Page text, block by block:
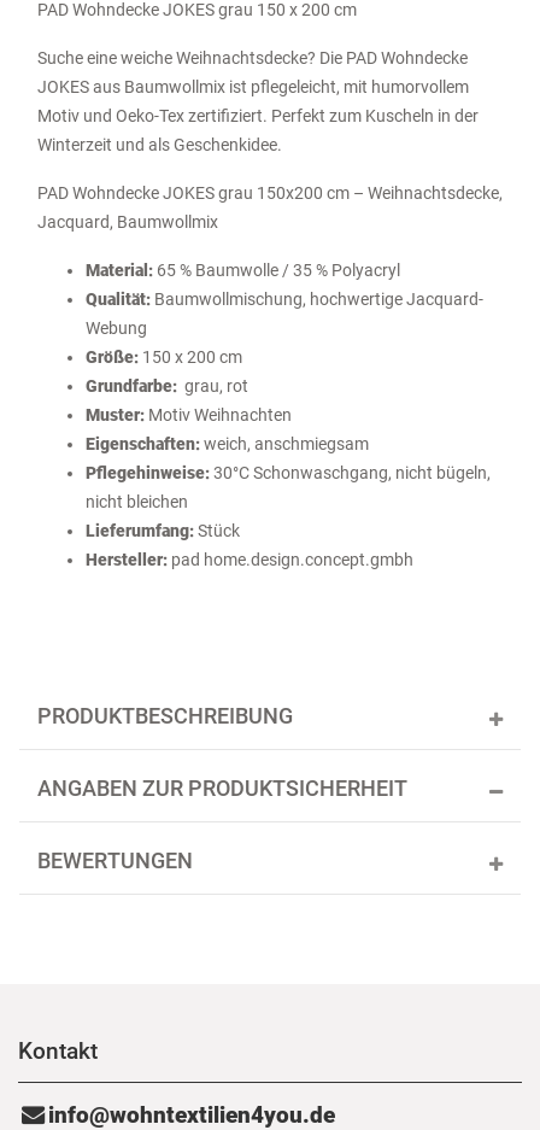
PAD Wohndecke JOKES grau 150 x 200 cm
Suche eine weiche Weihnachtsdecke? Die PAD Wohndecke
JOKES aus Baumwollmix ist pflegeleicht, mit humorvollem
Motiv und Oeko-Tex zertifiziert. Perfekt zum Kuscheln in der
Winterzeit und als Geschenkidee.
PAD Wohndecke JOKES grau 150x200 cm – Weihnachtsdecke,
Jacquard, Baumwollmix
Material: 65 % Baumwolle / 35 % Polyacryl
Qualität: Baumwollmischung, hochwertige Jacquard-
Webung
Größe: 150 x 200 cm
Grundfarbe: grau, rot
Muster: Motiv Weihnachten
Eigenschaften:weich, anschmiegsam
Pflegehinweise:30°C Schonwaschgang, nicht bügeln,
nicht bleichen
Lieferumfang:Stück
Hersteller: pad home.design.concept.gmbh
PRODUKTBESCHREIBUNG
ANGABEN ZUR PRODUKTSICHERHEIT
BEWERTUNGEN
Kontakt
info@wohntextilien4you.de